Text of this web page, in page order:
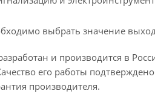
выбрать значение
и производится в
его работы
производителя.